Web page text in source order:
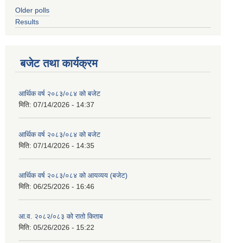
Older polls
Results
बजेट तथा कार्यक्रम
आर्थिक वर्ष २०८३/०८४ को बजेट
मिति: 07/14/2026 - 14:37
आर्थिक वर्ष २०८३/०८४ को बजेट
मिति: 07/14/2026 - 14:35
आर्थिक वर्ष २०८३/०८४ को आयव्यय (बजेट)
मिति: 06/25/2026 - 16:46
आ.व. २०८२/०८३ को रातो किताब
मिति: 05/26/2026 - 15:22